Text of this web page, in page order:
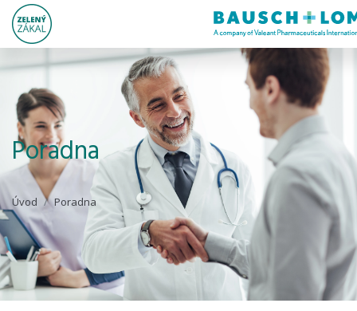
Poradna
Úvod Poradna